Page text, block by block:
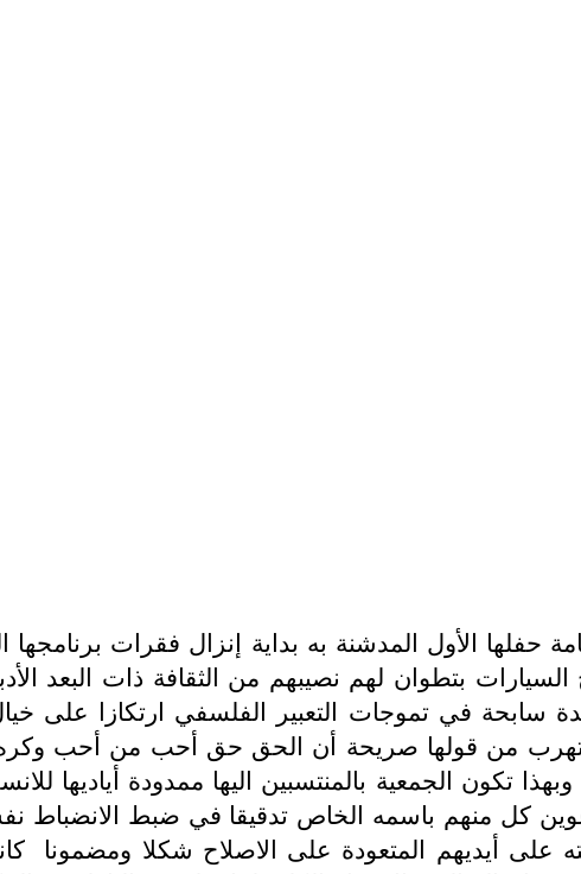
بتطوان لهم نصيبهم من الثقافة ذات البعد
سابحة في تموجات التعبير الفلسفي ارتكازا على
من قولها صريحة أن الحق حق أحب من أحب
تكون الجمعية بالمنتسبين اليها ممدودة أياديها
كل منهم باسمه الخاص تدقيقا في ضبط
على أيديهم المتعودة على الاصلاح شكلا ومضمونا